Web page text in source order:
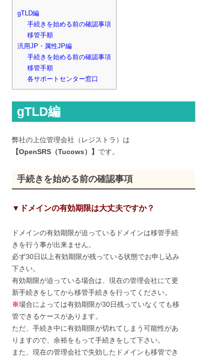
gTLD編
手続きを始める前の確認事項
移管手順
汎用JP・属性JP編
手続きを始める前の確認事項
移管手順
各サポートセンター窓口
gTLD編
弊社の上位管理会社（レジストラ）は
【OpenSRS（Tucows）】 です。
手続きを始める前の確認事項
▼ドメインの有効期限は大丈夫ですか？
ドメインの有効期限が迫っているドメインは移管手続
きを行う事が出来ません。
必ず30日以上有効期限が残っている状態でお申し込み
下さい。
有効期限が迫っている場合は、現在の管理会社にて更
新手続きをしてから移管手続きを行ってください。
※場合によっては有効期限が30日残っていなくても移
管できるケースがあります。
ただ、手続き中に有効期限が切れてしまう可能性があ
りますので、余裕をもって手続きをして下さい。
また、現在の管理会社で失効したドメインも移管でき